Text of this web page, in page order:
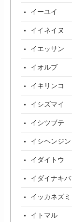
イーユイ
イイネイヌ
イエッサン
イオルブ
イキリンコ
イシズマイ
イシツブテ
イシヘンジン
イダイトウ
イダイナキバ
イッカネズミ
イトマル